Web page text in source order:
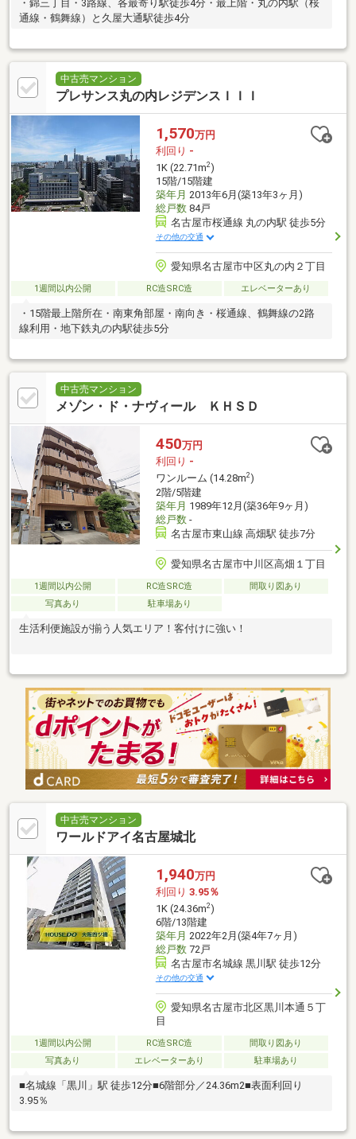
・錦三丁目・3路線、各最寄り駅徒歩4分・最上階・丸の内駅（桜
通線・鶴舞線）と久屋大通駅徒歩4分
中古売マンション
プレサンス丸の内レジデンスＩＩＩ
1,570万円
利回り -
1K (22.71m2)
15階/15階建
築年月 2013年6月(築13年3ヶ月)
総戸数84戸
名古屋市桜通線 丸の内駅 徒歩5分
その他の交通
愛知県名古屋市中区丸の内２丁目
1週間以内公開 RC造SRC造 エレベーターあり
・15階最上階所在・南東角部屋・南向き・桜通線、鶴舞線の2路
線利用・地下鉄丸の内駅徒歩5分
中古売マンション
メゾン・ド・ナヴィール ＫＨＳＤ
450万円
利回り -
ワンルーム (14.28m2)
2階/5階建
築年月 1989年12月(築36年9ヶ月)
総戸数-
名古屋市東山線 高畑駅 徒歩7分
愛知県名古屋市中川区高畑１丁目
1週間以内公開 RC造SRC造
間取り図あり
写真あり
駐車場あり
生活利便施設が揃う人気エリア！客付けに強い！
中古売マンション
ワールドアイ名古屋城北
1,940万円
利回り 3.95％
1K (24.36m2)
6階/13階建
築年月 2022年2月(築4年7ヶ月)
総戸数72戸
名古屋市名城線 黒川駅 徒歩12分
その他の交通
愛知県名古屋市北区黒川本通５丁
目
1週間以内公開 RC造SRC造
間取り図あり
写真あり
エレベーターあり 駐車場あり
■名城線「黒川」駅 徒歩12分■6階部分／24.36m2■表面利回り
3.95％